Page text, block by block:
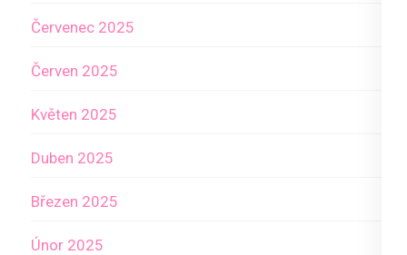
Červenec 2025
Červen 2025
Květen 2025
Duben 2025
Březen 2025
Únor 2025